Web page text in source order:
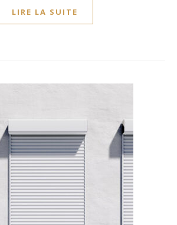
LIRE LA SUITE